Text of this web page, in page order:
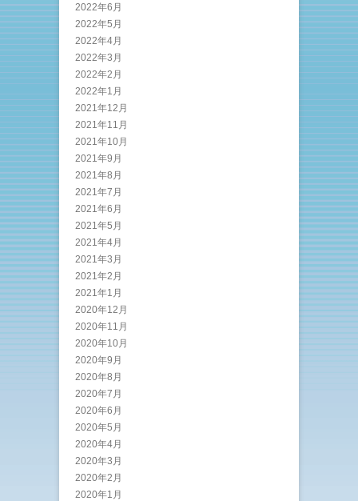
2022年6月
2022年5月
2022年4月
2022年3月
2022年2月
2022年1月
2021年12月
2021年11月
2021年10月
2021年9月
2021年8月
2021年7月
2021年6月
2021年5月
2021年4月
2021年3月
2021年2月
2021年1月
2020年12月
2020年11月
2020年10月
2020年9月
2020年8月
2020年7月
2020年6月
2020年5月
2020年4月
2020年3月
2020年2月
2020年1月